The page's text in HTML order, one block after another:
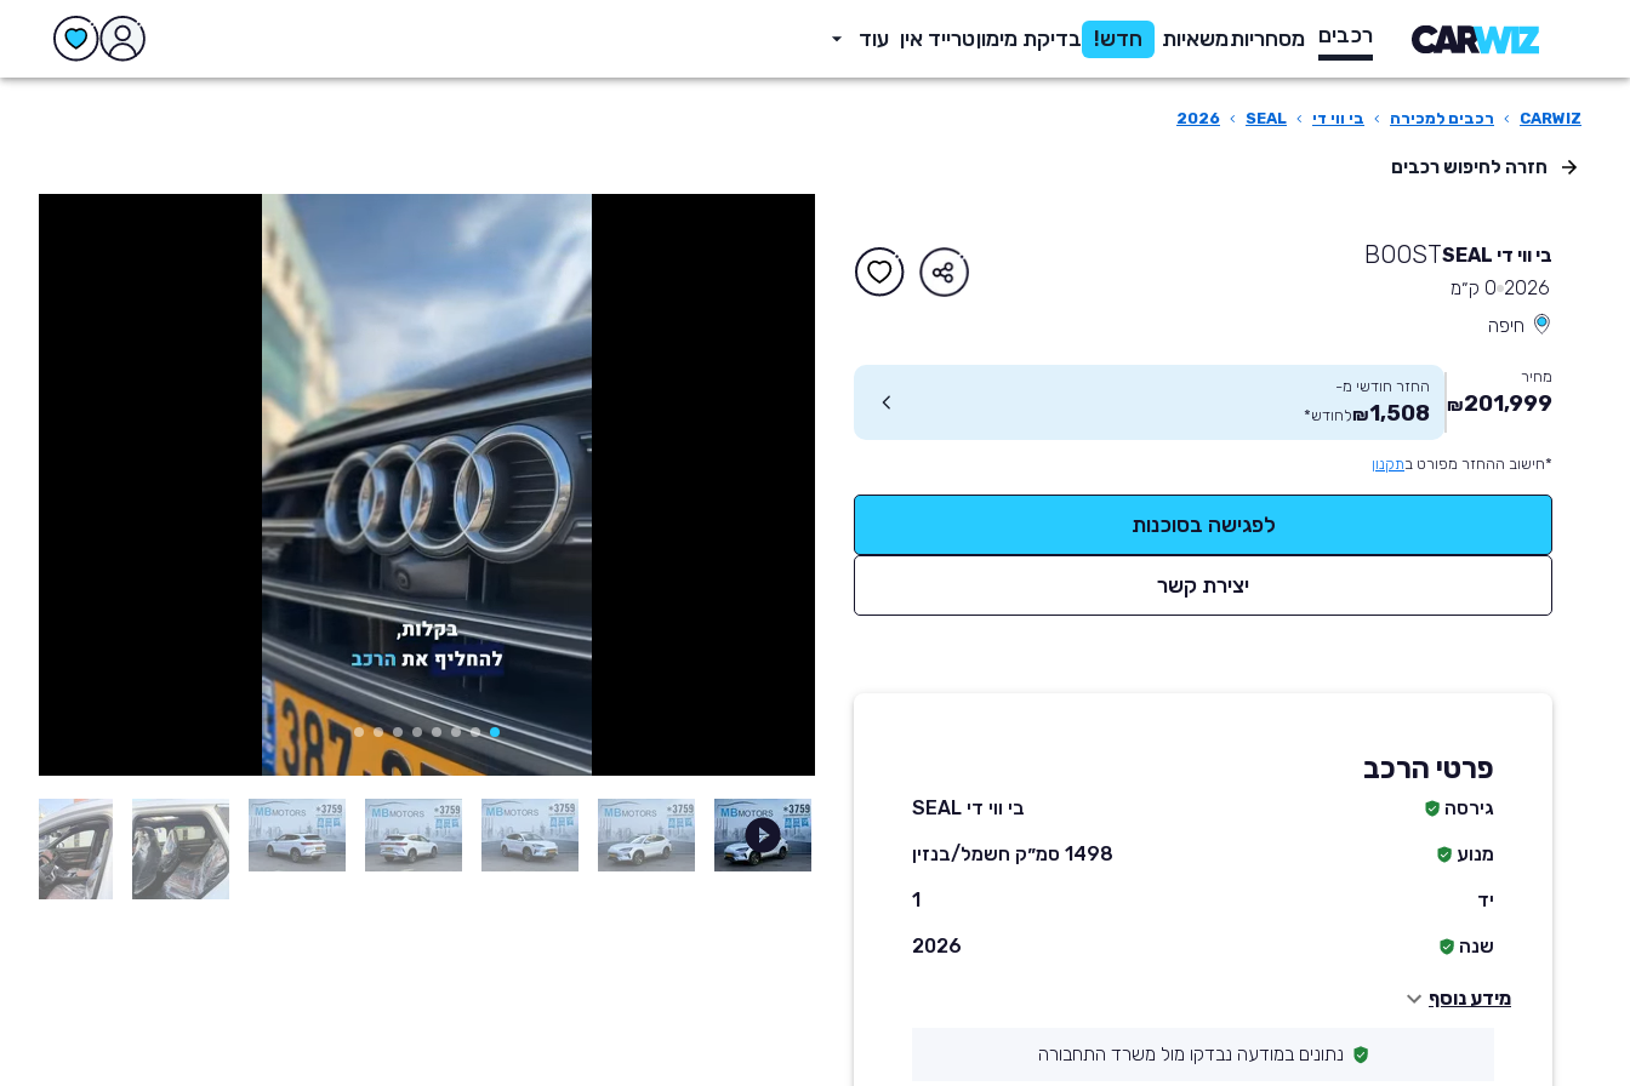
רכבים מסחריותמשאיות חדש! בדיקת מימוןטרייד אין עוד
CARWIZ
› רכבים למכירה › בי ווי די ›
SEAL
›
2026
חזרה לחיפוש רכבים
בי ווי די SEAL BOOST
2026 0 ק״מ
חיפה
מחיר
201,999
₪
החזר חודשי מ-
1,508
₪לחודש*
*חישוב ההחזר מפורט בתקנון
לפגישה בסוכנות
יצירת קשר
פרטי הרכב
גירסה
בי ווי די SEAL
מנוע
1498 סמ״ק חשמל/בנזין
יד
1
שנה
2026
מידע נוסף
נתונים במודעה נבדקו מול משרד התחבורה